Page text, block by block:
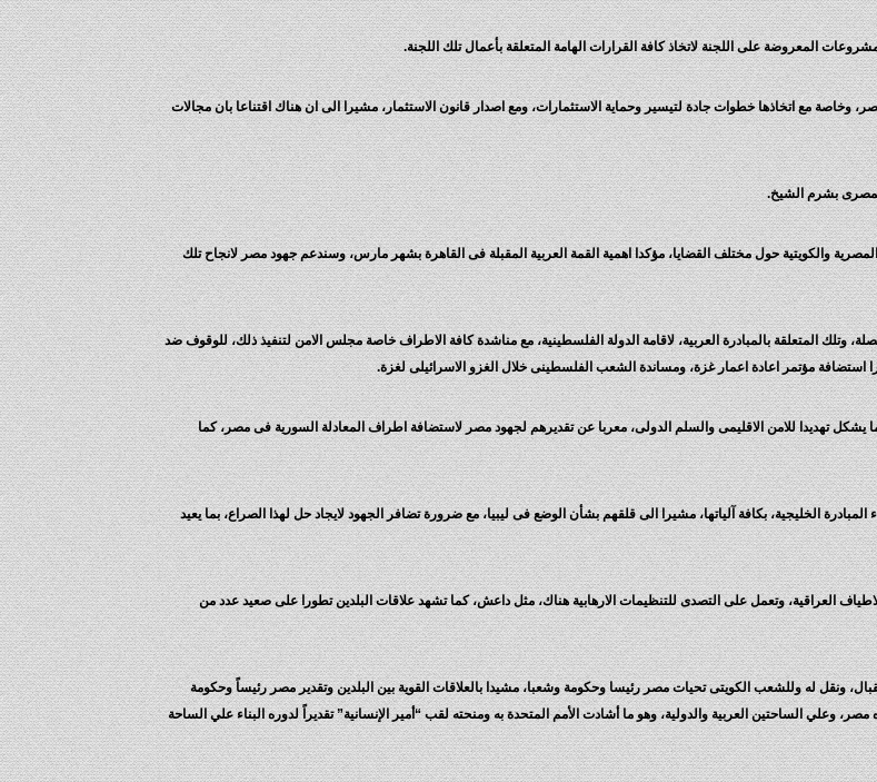
المعروضة على اللجنة لاتخاذ كافة القرارات الهامة المتعلقة بأعمال تلك اللجنة.
مع اتخاذها خطوات جادة لتيسير وحماية الاستثمارات، ومع اصدار قانون الاستثمار، مشيرا الى ان هناك اقتناعا بان مجالات
بشرم الشيخ.
والكويتية حول مختلف القضايا، مؤكدا اهمية القمة العربية المقبلة فى القاهرة بشهر مارس، وسندعم جهود مصر لانجاح تلك
وتلك المتعلقة بالمبادرة العربية، لاقامة الدولة الفلسطينية، مع مناشدة كافة الاطراف خاصة مجلس الامن لتنفيذ ذلك، للوقوف ضد
مؤتمر اعادة اعمار غزة، ومساندة الشعب الفلسطينى خلال الغزو الاسرائيلى لغزة.
يشكل تهديدا للامن الاقليمى والسلم الدولى، معربا عن تقديرهم لجهود مصر لاستضافة اطراف المعادلة السورية فى مصر، كما
الخليجية، بكافة آلياتها، مشيرا الى قلقهم بشأن الوضع فى ليبيا، مع ضرورة تضافر الجهود لايجاد حل لهذا الصراع، بما يعيد
العراقية، وتعمل على التصدى للتنظيمات الارهابية هناك، مثل داعش، كما تشهد علاقات البلدين تطورا على صعيد عدد من
ونقل له وللشعب الكويتى تحيات مصر رئيسا وحكومة وشعبا، مشيدا بالعلاقات القوية بين البلدين وتقدير مصر رئيساً وحكومة
وعلي الساحتين العربية والدولية، وهو ما أشادت الأمم المتحدة به ومنحته لقب “أمير الإنسانية” تقديراً لدوره البناء علي الساحة